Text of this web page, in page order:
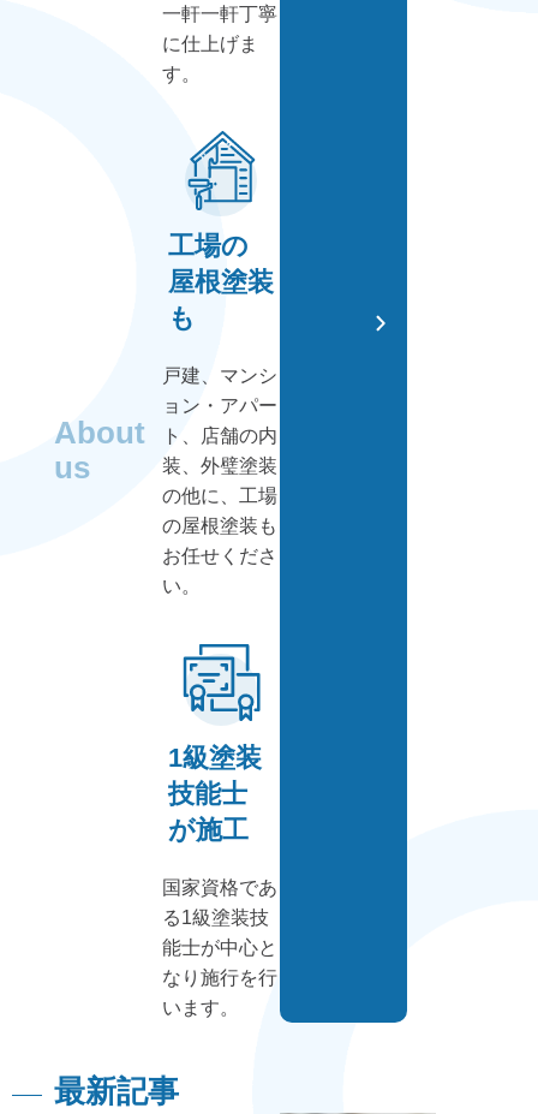
About
us
一軒一軒丁寧
に仕上げま
す。
工場の
屋根塗装
も
戸建、マンシ
ョン・アパー
ト、店舗の内
装、外璧塗装
の他に、工場
の屋根塗装も
お任せくださ
い。
1級塗装
技能士
が施工
国家資格であ
る1級塗装技
能士が中心と
なり施行を行
います。
最新記事